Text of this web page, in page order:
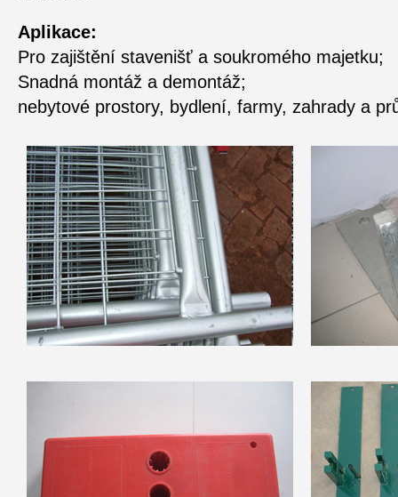
Aplikace:
Pro zajištění stavenišť a soukromého majetku;
Snadná montáž a demontáž;
nebytové prostory, bydlení, farmy, zahrady a